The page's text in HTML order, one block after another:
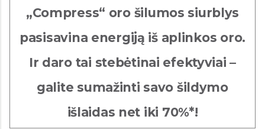
„Compress“ oro šilumos siurblys
pasisavina energiją iš aplinkos oro.
Ir daro tai stebėtinai efektyviai –
galite sumažinti savo šildymo
išlaidas net iki 70%*!